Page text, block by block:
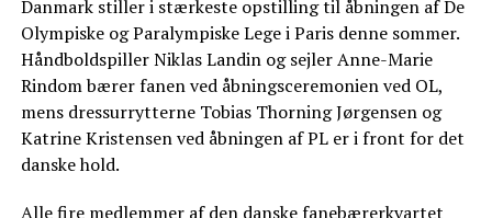
Danmark stiller i stærkeste opstilling til åbningen af De
Olympiske og Paralympiske Lege i Paris denne sommer.
Håndboldspiller Niklas Landin og sejler Anne-Marie
Rindom bærer fanen ved åbningsceremonien ved OL,
mens dressurrytterne Tobias Thorning Jørgensen og
Katrine Kristensen ved åbningen af PL er i front for det
danske hold.
Alle fire medlemmer af den danske fanebærerkvartet